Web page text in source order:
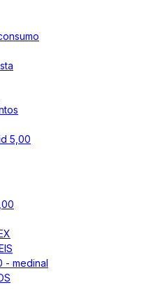
5,00
- medinal